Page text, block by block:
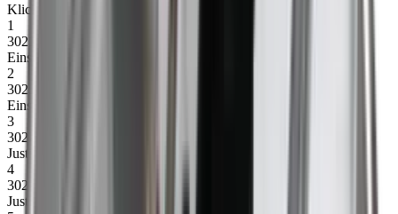
Klicken Sie hier, um mehr zu erfahren
1
30216
Einschaltungsplatte m/Bolzen für Trommel, rechts
2
30217
Einschaltungsplatte m/Bolzen für Trommel, links
3
30222
Justierungsbeschlag für Trommel, rechts
4
30223
Justierungsbeschlag für Trommel, links